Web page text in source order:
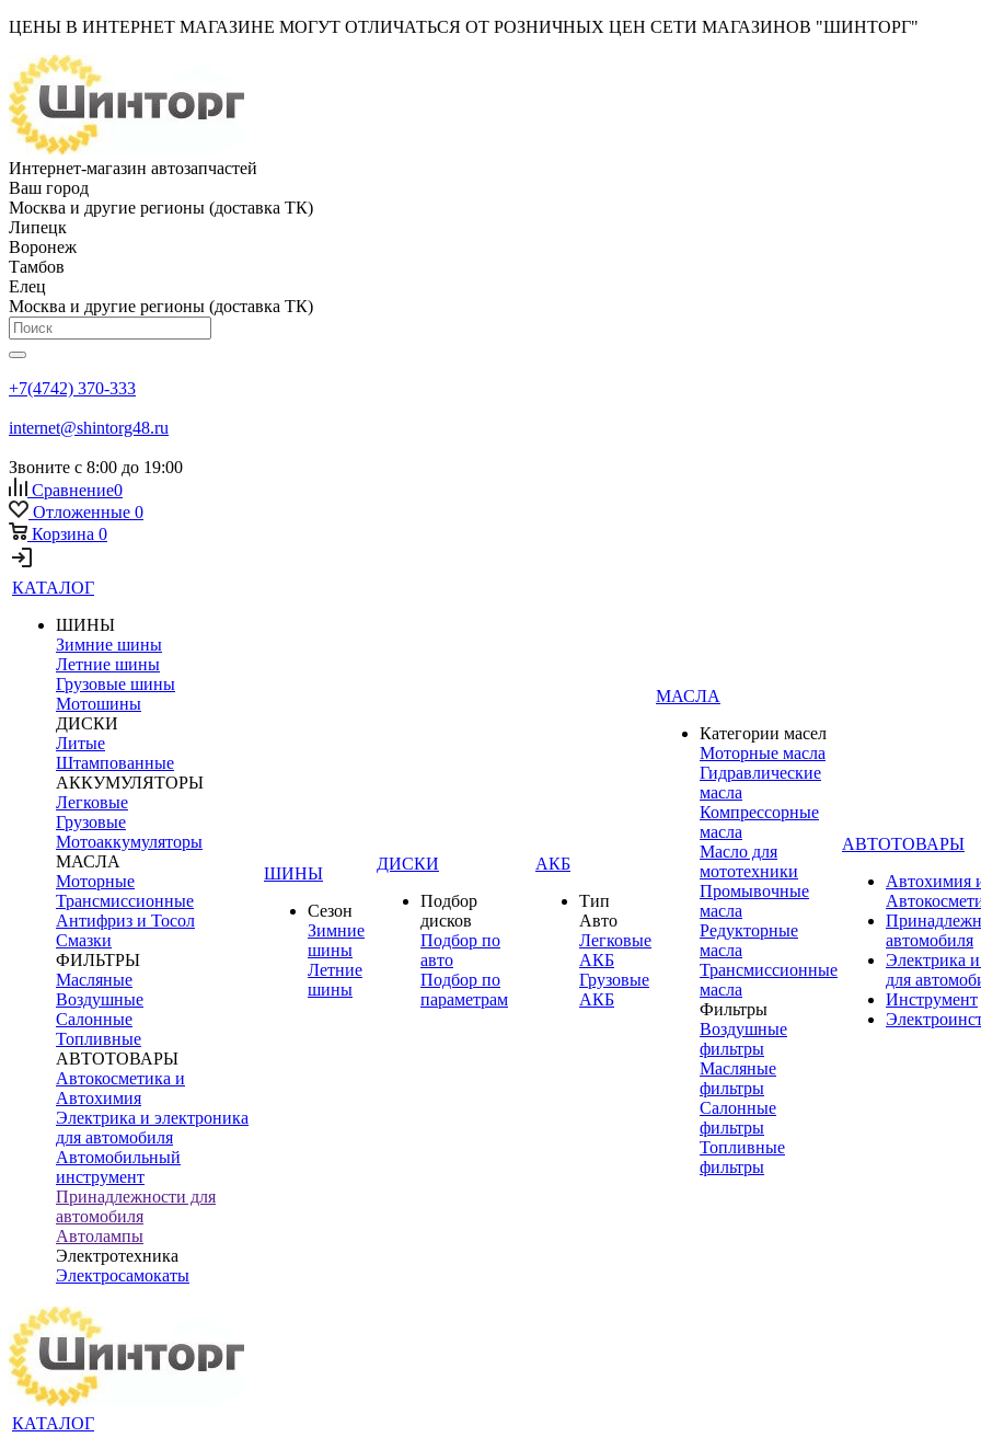
ЦЕНЫ В ИНТЕРНЕТ МАГАЗИНЕ МОГУТ ОТЛИЧАТЬСЯ ОТ РОЗНИЧНЫХ ЦЕН СЕТИ МАГАЗИНОВ "ШИНТОРГ"
Интернет-магазин автозапчастей
Ваш город
Москва и другие регионы (доставка ТК)
Липецк
Воронеж
Тамбов
Елец
Москва и другие регионы (доставка ТК)
+7(4742) 370-333
internet@shintorg48.ru
Звоните с 8:00 до 19:00
Сравнение0
Отложенные 0
Корзина 0
КАТАЛОГ
ШИНЫ
Зимние шины
Летние шины
Грузовые шины
Мотошины
ДИСКИ
Литые
Штампованные
АККУМУЛЯТОРЫ
Легковые
Грузовые
Мотоаккумуляторы
МАСЛА
Моторные
Трансмиссионные
Антифриз и Тосол
Смазки
ФИЛЬТРЫ
Масляные
Воздушные
Салонные
Топливные
АВТОТОВАРЫ
Автокосметика и
Автохимия
Электрика и электроника
для автомобиля
Автомобильный
инструмент
Принадлежности для
автомобиля
Автолампы
Электротехника
Электросамокаты
ШИНЫ
Сезон
Зимние
шины
Летние
шины
ДИСКИ
Подбор
дисков
Подбор по
авто
Подбор по
параметрам
АКБ
Тип
Авто
Легковые
АКБ
Грузовые
АКБ
МАСЛА
Категории масел
Моторные масла
Гидравлические
масла
Компрессорные
масла
Масло для
мототехники
Промывочные
масла
Редукторные
масла
Трансмиссионные
масла
Фильтры
Воздушные
фильтры
Масляные
фильтры
Салонные
фильтры
Топливные
фильтры
АВТОТОВАРЫ
Автохимия
автомобиля
Электрика
для
Инструмент
КАТАЛОГ